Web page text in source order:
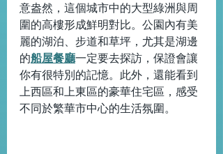
意盎然，這個城市中的大型綠洲與周
圍的高樓形成鮮明對比。公園內有美
麗的湖泊、步道和草坪，尤其是湖邊
的船屋餐廳一定要去探訪，保證會讓
你有很特別的記憶。此外，還能看到
上西區和上東區的豪華住宅區，感受
不同於繁華市中心的生活氛圍。